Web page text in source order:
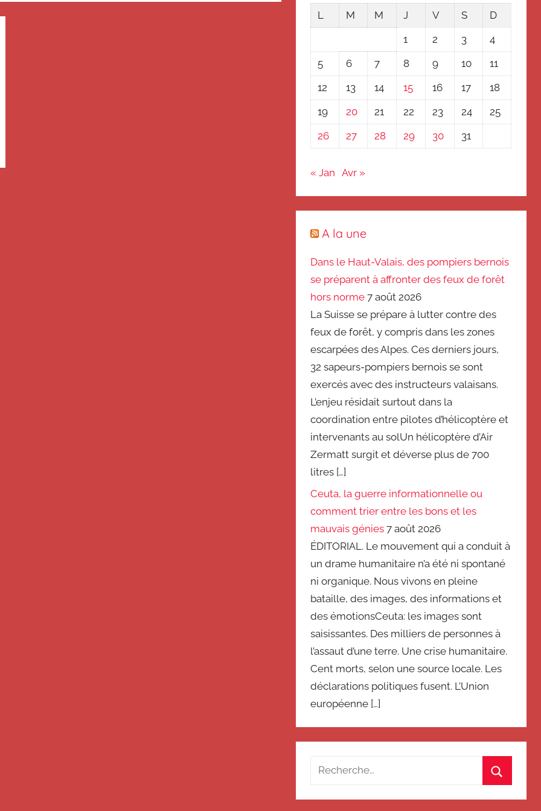
L
M M J V S
D
1
2 3
4
5
6 7 8 9 10
11
12
13 14 15 16 17
18
19
20 21 22 23 24
25
26
27 28 29 30 31
« Jan Avr »
A la une
Dans le Haut-Valais, des pompiers bernois
se préparent à affronter des feux de forêt
hors norme 7 août 2026
La Suisse se prépare à lutter contre des
feux de forêt, y compris dans les zones
escarpées des Alpes. Ces derniers jours,
32 sapeurs-pompiers bernois se sont
exercés avec des instructeurs valaisans.
L’enjeu résidait surtout dans la
coordination entre pilotes d’hélicoptère et
intervenants au solUn hélicoptère d’Air
Zermatt surgit et déverse plus de 700
litres […]
Ceuta, la guerre informationnelle ou
comment trier entre les bons et les
mauvais génies 7 août 2026
ÉDITORIAL. Le mouvement qui a conduit à
un drame humanitaire n’a été ni spontané
ni organique. Nous vivons en pleine
bataille, des images, des informations et
des émotionsCeuta: les images sont
saisissantes. Des milliers de personnes à
l’assaut d’une terre. Une crise humanitaire.
Cent morts, selon une source locale. Les
déclarations politiques fusent. L’Union
européenne […]
Recherche
: